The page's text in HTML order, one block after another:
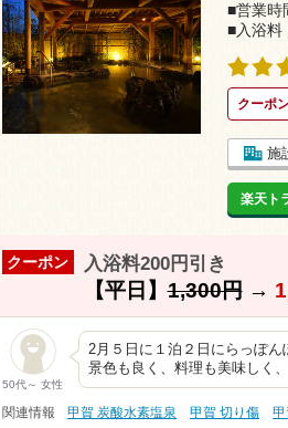
■営業時
■入浴料
クーポ
施
楽天ト
クーポン 入浴料200円引き
【平日】1,300円→
50代～ 女性
2月５日に１泊２日にらっぽ
景色も良く、料理も美味しく
関連情報 甲賀 炭酸水素塩泉 甲賀 切り傷